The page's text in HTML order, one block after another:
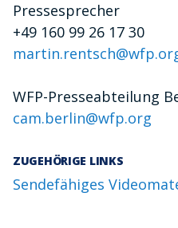
Pressesprecher
+49 160 99 26 17 30
WFP-Presseabteilung
cam.berlin@wfp.org
ZUGEHÖRIGE LINKS
Sendefähiges